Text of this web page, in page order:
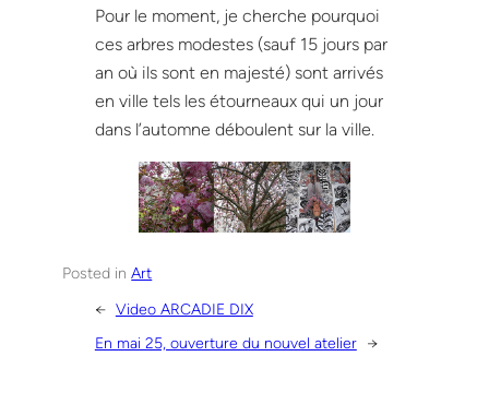
Pour le moment, je cherche pourquoi
ces arbres modestes (sauf 15 jours par
an où ils sont en majesté) sont arrivés
en ville tels les étourneaux qui un jour
dans l’automne déboulent sur la ville.
Posted inArt
← Video ARCADIE DIX
En mai 25, ouverture du nouvel atelier →